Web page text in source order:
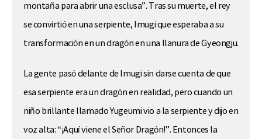
montaña para abrir una esclusa”. Tras su muerte, el rey
se convirtió en una serpiente, Imugi que esperaba a su
transformación en un dragón en una llanura de Gyeongju.
La gente pasó delante de Imugi sin darse cuenta de que
esa serpiente era un dragón en realidad, pero cuando un
niño brillante llamado Yugeumi vio a la serpiente y dijo en
voz alta: “¡Aquí viene el Señor Dragón!”. Entonces la